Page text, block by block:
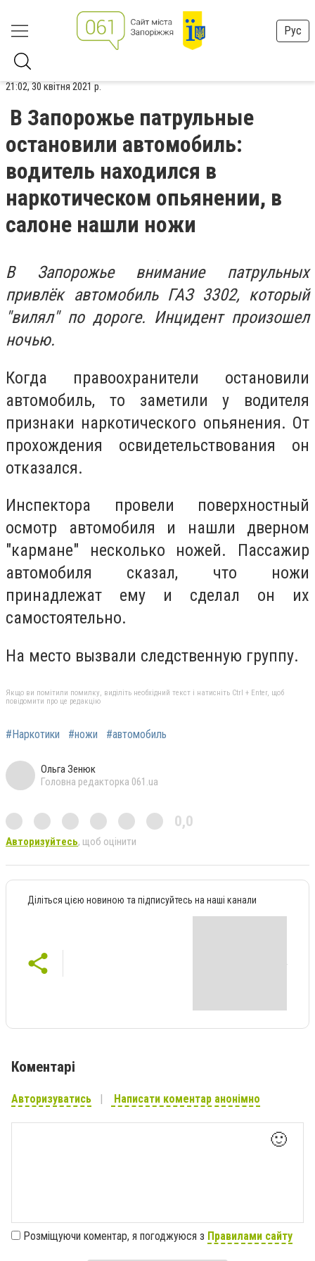
Рус
21:02, 30 квітня 2021 р.
В Запорожье патрульные
остановили автомобиль:
водитель находился в
наркотическом опьянении, в
салоне нашли ножи
В Запорожье внимание патрульных
привлёк автомобиль ГАЗ 3302, который
"вилял" по дороге. Инцидент произошел
ночью.
Когда правоохранители остановили
автомобиль, то заметили у водителя
признаки наркотического опьянения. От
прохождения освидетельствования он
отказался.
Инспектора провели поверхностный
осмотр автомобиля и нашли дверном
"кармане" несколько ножей. Пассажир
автомобиля сказал, что ножи
принадлежат ему и сделал он их
самостоятельно.
На место вызвали следственную группу.
Якщо ви помітили помилку, виділіть необхідний текст і натисніть Ctrl + Enter, щоб
повідомити про це редакцію
#Наркотики #ножи #автомобиль
Ольга Зенюк
Головна редакторка 061.ua
0,0
Авторизуйтесь, щоб оцінити
Діліться цією новиною та підписуйтесь на наші канали
Коментарі
Авторизуватись Написати коментар анонімно
🙂
Розміщуючи коментар, я погоджуюся з Правилами сайту